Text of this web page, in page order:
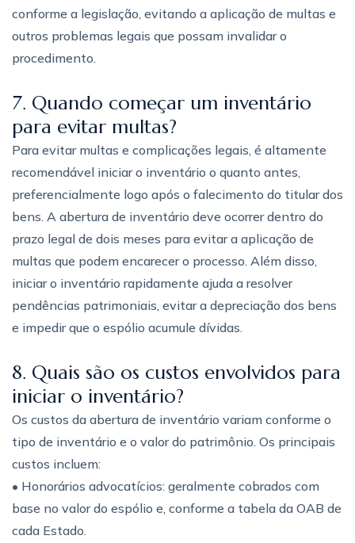
conforme a legislação, evitando a aplicação de multas e
outros problemas legais que possam invalidar o
procedimento.
7. Quando começar um inventário
para evitar multas?
Para evitar multas e complicações legais, é altamente
recomendável iniciar o inventário o quanto antes,
preferencialmente logo após o falecimento do titular dos
bens. A abertura de inventário deve ocorrer dentro do
prazo legal de dois meses para evitar a aplicação de
multas que podem encarecer o processo. Além disso,
iniciar o inventário rapidamente ajuda a resolver
pendências patrimoniais, evitar a depreciação dos bens
e impedir que o espólio acumule dívidas.
8. Quais são os custos envolvidos para
iniciar o inventário?
Os custos da abertura de inventário variam conforme o
tipo de inventário e o valor do patrimônio. Os principais
custos incluem:
• Honorários advocatícios: geralmente cobrados com
base no valor do espólio e, conforme a tabela da OAB de
cada Estado.